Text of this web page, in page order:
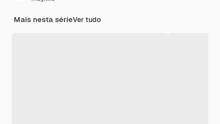
Mais nesta sérieVer tudo